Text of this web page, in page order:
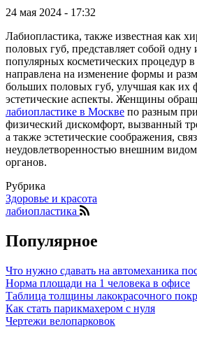
24 мая 2024 - 17:32
Лабиопластика, также известная как
половых губ, представляет собой одну
популярных косметических процедур
направлена на изменение формы и
больших половых губ, улучшая как их
эстетические аспекты. Женщины
лабиопластике в Москве по разным
физический дискомфорт, вызванный
а также эстетические соображения,
неудовлетворенностью внешним
органов.
Рубрика
Здоровье и красота
лабиопластика
Популярное
Что нужно сдавать на автомеханика
Норма площади на 1 человека в офисе
Таблица толщины лакокрасочного
Как стать парикмахером с нуля
Чертежи велопарковок